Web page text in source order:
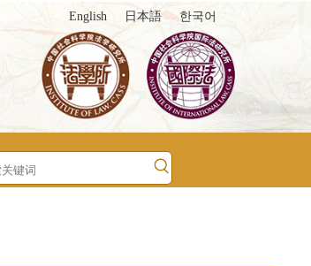
English 日本語 한국어